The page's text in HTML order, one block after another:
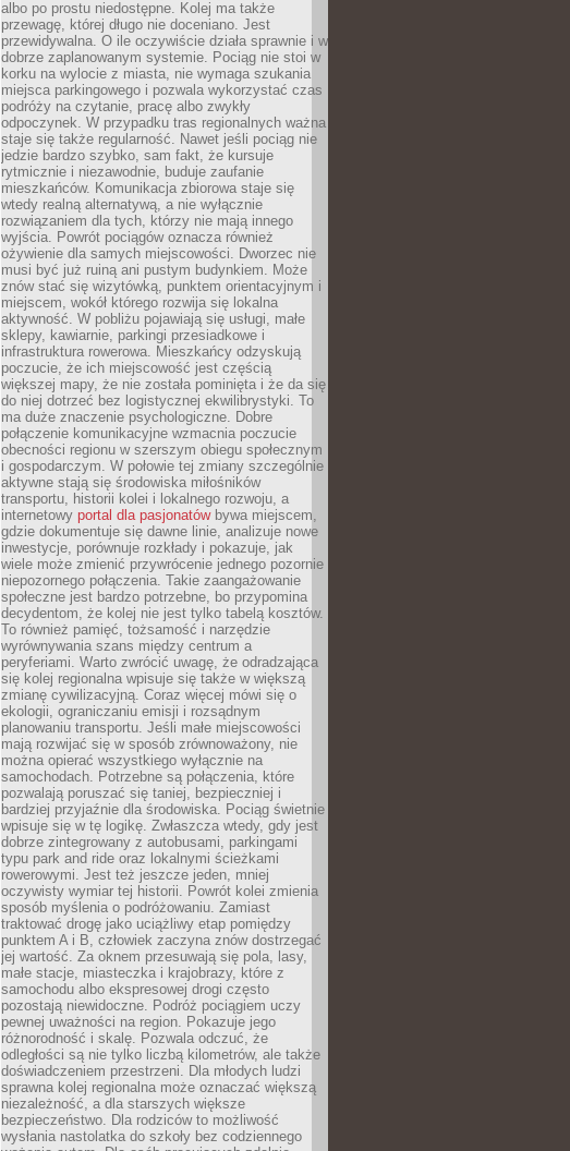
albo po prostu niedostępne. Kolej ma także
przewagę, której długo nie doceniano. Jest
przewidywalna. O ile oczywiście działa sprawnie i w
dobrze zaplanowanym systemie. Pociąg nie stoi w
korku na wylocie z miasta, nie wymaga szukania
miejsca parkingowego i pozwala wykorzystać czas
podróży na czytanie, pracę albo zwykły
odpoczynek. W przypadku tras regionalnych ważna
staje się także regularność. Nawet jeśli pociąg nie
jedzie bardzo szybko, sam fakt, że kursuje
rytmicznie i niezawodnie, buduje zaufanie
mieszkańców. Komunikacja zbiorowa staje się
wtedy realną alternatywą, a nie wyłącznie
rozwiązaniem dla tych, którzy nie mają innego
wyjścia. Powrót pociągów oznacza również
ożywienie dla samych miejscowości. Dworzec nie
musi być już ruiną ani pustym budynkiem. Może
znów stać się wizytówką, punktem orientacyjnym i
miejscem, wokół którego rozwija się lokalna
aktywność. W pobliżu pojawiają się usługi, małe
sklepy, kawiarnie, parkingi przesiadkowe i
infrastruktura rowerowa. Mieszkańcy odzyskują
poczucie, że ich miejscowość jest częścią
większej mapy, że nie została pominięta i że da się
do niej dotrzeć bez logistycznej ekwilibrystyki. To
ma duże znaczenie psychologiczne. Dobre
połączenie komunikacyjne wzmacnia poczucie
obecności regionu w szerszym obiegu społecznym
i gospodarczym. W połowie tej zmiany szczególnie
aktywne stają się środowiska miłośników
transportu, historii kolei i lokalnego rozwoju, a
internetowy portal dla pasjonatówbywa miejscem,
gdzie dokumentuje się dawne linie, analizuje nowe
inwestycje, porównuje rozkłady i pokazuje, jak
wiele może zmienić przywrócenie jednego pozornie
niepozornego połączenia. Takie zaangażowanie
społeczne jest bardzo potrzebne, bo przypomina
decydentom, że kolej nie jest tylko tabelą kosztów.
To również pamięć, tożsamość i narzędzie
wyrównywania szans między centrum a
peryferiami. Warto zwrócić uwagę, że odradzająca
się kolej regionalna wpisuje się także w większą
zmianę cywilizacyjną. Coraz więcej mówi się o
ekologii, ograniczaniu emisji i rozsądnym
planowaniu transportu. Jeśli małe miejscowości
mają rozwijać się w sposób zrównoważony, nie
można opierać wszystkiego wyłącznie na
samochodach. Potrzebne są połączenia, które
pozwalają poruszać się taniej, bezpieczniej i
bardziej przyjaźnie dla środowiska. Pociąg świetnie
wpisuje się w tę logikę. Zwłaszcza wtedy, gdy jest
dobrze zintegrowany z autobusami, parkingami
typu park and ride oraz lokalnymi ścieżkami
rowerowymi. Jest też jeszcze jeden, mniej
oczywisty wymiar tej historii. Powrót kolei zmienia
sposób myślenia o podróżowaniu. Zamiast
traktować drogę jako uciążliwy etap pomiędzy
punktem A i B, człowiek zaczyna znów dostrzegać
jej wartość. Za oknem przesuwają się pola, lasy,
małe stacje, miasteczka i krajobrazy, które z
samochodu albo ekspresowej drogi często
pozostają niewidoczne. Podróż pociągiem uczy
pewnej uważności na region. Pokazuje jego
różnorodność i skalę. Pozwala odczuć, że
odległości są nie tylko liczbą kilometrów, ale także
doświadczeniem przestrzeni. Dla młodych ludzi
sprawna kolej regionalna może oznaczać większą
niezależność, a dla starszych większe
bezpieczeństwo. Dla rodziców to możliwość
wysłania nastolatka do szkoły bez codziennego